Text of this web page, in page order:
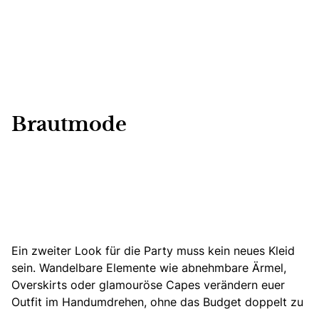
Brautmode
Ein zweiter Look für die Party muss kein neues Kleid
sein. Wandelbare Elemente wie abnehmbare Ärmel,
Overskirts oder glamouröse Capes verändern euer
Outfit im Handumdrehen, ohne das Budget doppelt zu